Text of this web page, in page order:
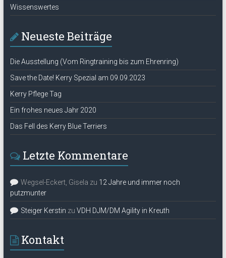
Wissenswertes
Neueste Beiträge
Die Ausstellung (Vom Ringtraining bis zum Ehrenring)
Save the Date! Kerry Spezial am 09.09.2023
Kerry Pflege Tag
Ein frohes neues Jahr 2020
Das Fell des Kerry Blue Terriers
Letzte Kommentare
Wegsel-Eckert, Gisela zu 12 Jahre und immer noch
putzmunter
Steiger Kerstin zu VDH DJM/DM Agility in Kreuth
Kontakt